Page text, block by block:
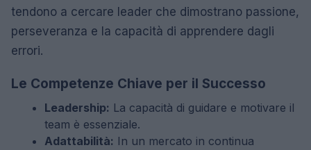
tendono a cercare leader che dimostrano passione,
perseveranza e la capacità di apprendere dagli
errori.
Le Competenze Chiave per il Successo
Leadership: La capacità di guidare e motivare il
team è essenziale.
Adattabilità: In un mercato in continua